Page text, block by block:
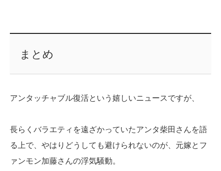
まとめ
アンタッチャブル復活という嬉しいニュースですが、
長らくバラエティを遠ざかっていたアンタ柴田さんを語
る上で、やはりどうしても避けられないのが、元嫁とフ
ァンモン加藤さんの浮気騒動。